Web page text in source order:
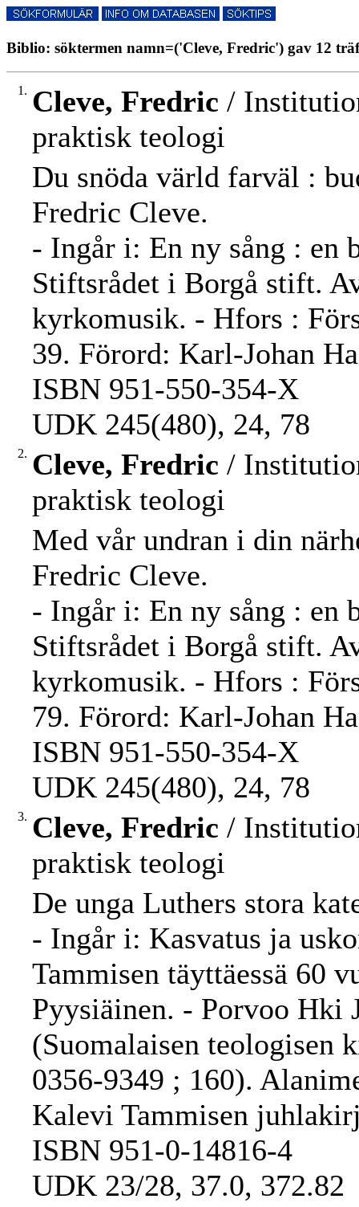
Biblio: söktermen namn=('Cleve, Fredric') gav 12
1. Cleve, Fredric /
praktisk teologi
Du snöda värld farväl :
Fredric Cleve.
- Ingår i: En ny sång : en
Stiftsrådet i Borgå stift.
kyrkomusik. - Hfors :
39. Förord: Karl-Johan
ISBN 951-550-354-X
UDK 245(480), 24, 78
2. Cleve, Fredric /
praktisk teologi
Med vår undran i din
Fredric Cleve.
- Ingår i: En ny sång : en
Stiftsrådet i Borgå stift.
kyrkomusik. - Hfors :
79. Förord: Karl-Johan
ISBN 951-550-354-X
UDK 245(480), 24, 78
3. Cleve, Fredric /
praktisk teologi
De unga Luthers stora
- Ingår i: Kasvatus ja
Tammisen täyttäessä 60
Pyysiäinen. - Porvoo Hki
(Suomalaisen teologisen
0356-9349 ; 160).
Kalevi Tammisen
ISBN 951-0-14816-4
UDK 23/28, 37.0, 372.82